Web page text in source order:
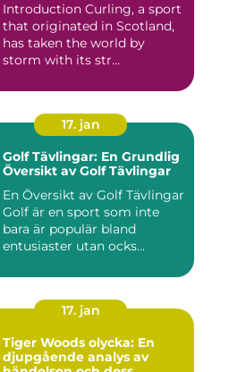
Introduction Curling, a sport
that originated in Scotland,
has taken the world by
storm with its str...
17. jan
Golf Tävlingar: En Grundlig
Översikt av Golf Tävlingar
En Översikt av Golf Tävlingar
Golf är en sport som inte
bara är populär bland
entusiaster utan ocks...
17. jan
Tiger Woods olycka: En
djupgående analys av